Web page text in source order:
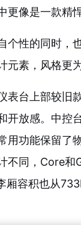
像是一款精
个性的同时，
素，风格更为
表台上部较旧
开放感。中控
用功能保留了
不同，Core和
容积也从